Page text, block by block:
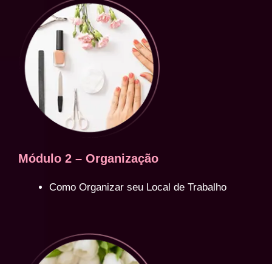
Módulo 2 – Organização
Como Organizar seu Local de Trabalho